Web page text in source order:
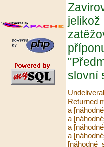
slovní
Returned
a
a
a
a